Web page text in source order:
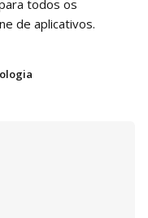
todos os
de aplicativos.